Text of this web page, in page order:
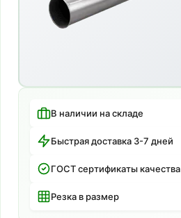
В наличии на складе
Быстрая доставка 3-7 дней
ГОСТ сертификаты качества
Резка в размер